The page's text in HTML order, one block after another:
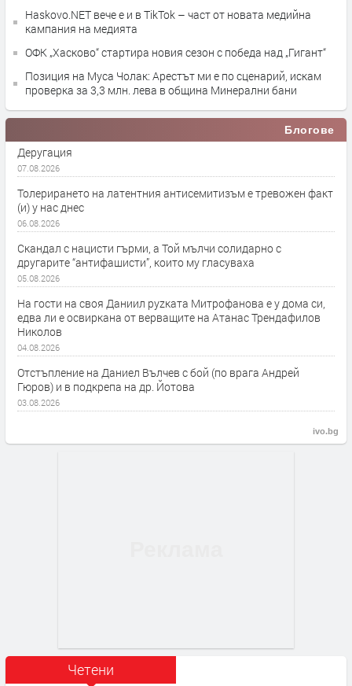
Haskovo.NET вече е и в TikTok – част от новата медийна
кампания на медията
ОФК „Хасково“ стартира новия сезон с победа над „Гигант“
Позиция на Муса Чолак: Арестът ми е по сценарий, искам
проверка за 3,3 млн. лева в община Минерални бани
Блогове
Деругация
07.08.2026
Толерирането на латентния антисемитизъм е тревожен факт
(и) у нас днес
06.08.2026
Скандал с нацисти гърми, а Той мълчи солидарно с
другарите “антифашисти”, които му гласуваха
05.08.2026
На гости на своя Даниил руzката Митрофанова е у дома си,
едва ли е освиркана от верващите на Атанас Трендафилов
Николов
04.08.2026
Отстъпление на Даниел Вълчев с бой (по врага Андрей
Гюров) и в подкрепа на др. Йотова
03.08.2026
ivo.bg
Четени